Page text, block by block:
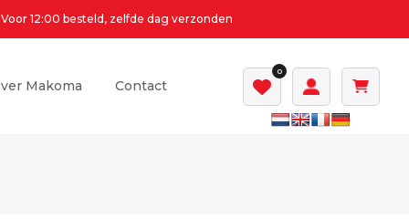
Voor 12:00 besteld, zelfde dag verzonden
Makoma Contact
0